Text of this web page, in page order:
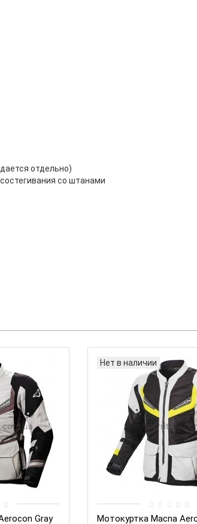
отдельно)
со штанами
Gray
Нет в наличии
Мотокуртка Macna